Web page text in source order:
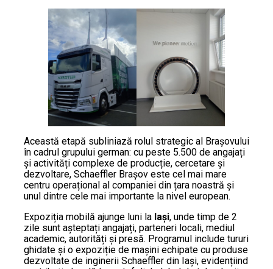
Această etapă subliniază rolul strategic al Brașovului
în cadrul grupului german: cu peste 5.500 de angajați
și activități complexe de producție, cercetare și
dezvoltare, Schaeffler Brașov este cel mai mare
centru operațional al companiei din țara noastră și
unul dintre cele mai importante la nivel european.
Expoziția mobilă ajunge luni la Iași, unde timp de 2
zile sunt așteptați angajați, parteneri locali, mediul
academic, autorități și presă. Programul include tururi
ghidate și o expoziție de mașini echipate cu produse
dezvoltate de inginerii Schaeffler din Iași, evidențiind